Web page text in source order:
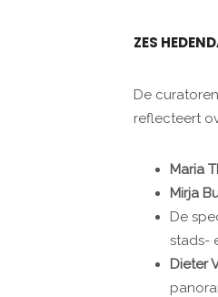
ZES
De
reflecteert
Maria
Mirja
De
stads-
Dieter